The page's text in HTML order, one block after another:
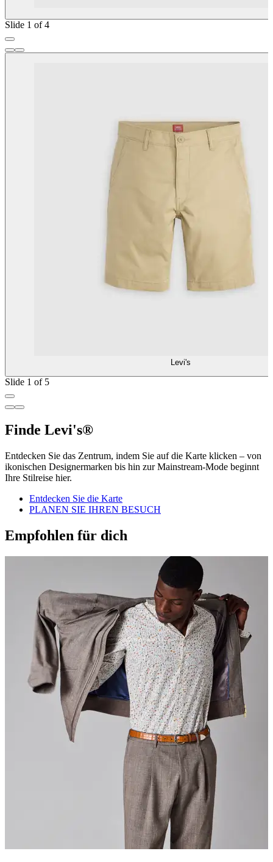
Slide 1 of 4
Levi's
Slide 1 of 5
Finde Levi's®
Entdecken Sie das Zentrum, indem Sie auf die Karte klicken – von
ikonischen Designermarken bis hin zur Mainstream-Mode beginnt
Ihre Stilreise hier.
Entdecken Sie die Karte
PLANEN SIE IHREN BESUCH
Empfohlen für dich